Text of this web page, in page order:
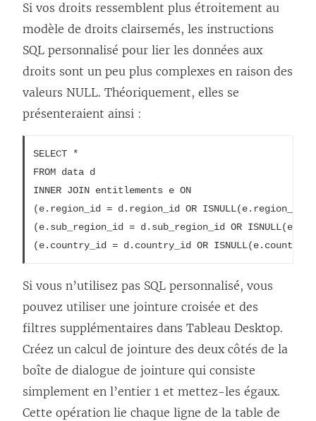
Si vos droits ressemblent plus étroitement au
modèle de droits clairsemés, les instructions
SQL personnalisé pour lier les données aux
droits sont un peu plus complexes en raison des
valeurs NULL. Théoriquement, elles se
présenteraient ainsi :
SELECT *
FROM data d
INNER JOIN entitlements e ON
(e.region_id = d.region_id OR ISNULL(e.region_id)
(e.sub_region_id = d.sub_region_id OR
(e.country_id = d.country_id OR
Si vous n’utilisez pas SQL personnalisé, vous
pouvez utiliser une jointure croisée et des
filtres supplémentaires dans Tableau Desktop.
Créez un calcul de jointure des deux côtés de la
boîte de dialogue de jointure qui consiste
simplement en l’entier 1 et mettez-les égaux.
Cette opération lie chaque ligne de la table de